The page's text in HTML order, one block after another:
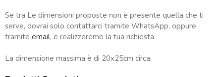
Se tra Le dimensioni proposte non è presente quella che ti
serve, dovrai solo contattarci tramite WhatsApp, oppure
tramite email, e realizzeremo la tua richiesta.
La dimensione massima è di 20x25cm circa.